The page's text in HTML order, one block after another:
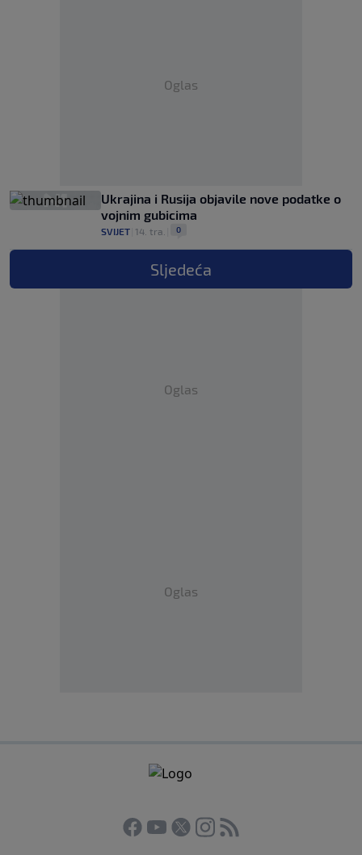
Oglas
Ukrajina i Rusija objavile nove podatke o
vojnim gubicima
SVIJET 14. tra. 0
Sljedeća
Oglas
Oglas